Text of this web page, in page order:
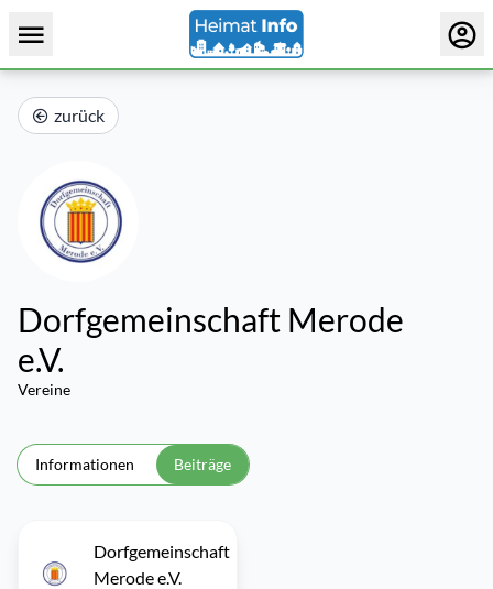
zurück
Dorfgemeinschaft Merode
e.V.
Vereine
Informationen Beiträge
Dorfgemeinschaft
Merode e.V.